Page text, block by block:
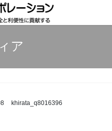
ア
khirata_q8016396